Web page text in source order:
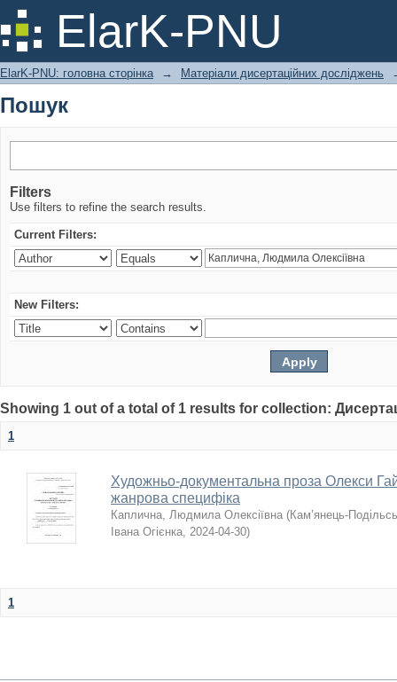
ElarK-PNU
Пошук
ElarK-PNU: головна сторінка → Матеріали дисертаційних досліджень
Пошук
Filters
Use filters to refine the search results.
Current Filters:
New Filters:
Showing 1 out of a total of 1 results for collection:
1
Художньо-документальна проза Олекси
жанрова специфіка
Каплична, Людмила Олексіївна (Кам’янець-
Івана Огієнка, 2024-04-30)
1